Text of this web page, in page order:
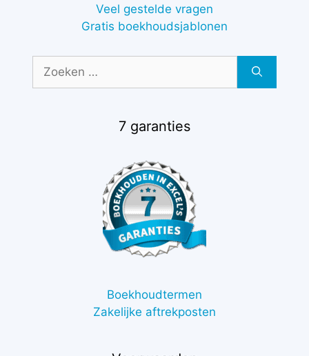
Veel gestelde vragen
Gratis boekhoudsjablonen
Zoek
7 garanties
Boekhoudtermen
Zakelijke aftrekposten